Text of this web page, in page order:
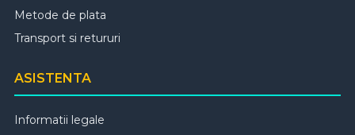
Metode de plata
Transport si retururi
ASISTENTA
Informatii legale